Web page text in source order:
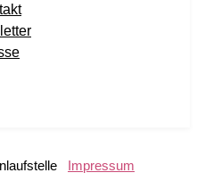
Impressum